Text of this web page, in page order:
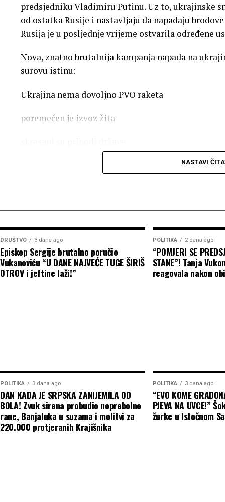
predsjedniku Vladimiru Putinu. Uz to, ukrajinske
od ostatka Rusije i nastavljaju da napadaju
Rusija je u posljednje vrijeme ostvarila određene
Nova, znatno brutalnija kampanja napada na
surovu istinu:
Ukrajina nema dovoljno PVO raketa
poremećen je izvoz žita
zaustavljene isporuke oružja ukrajinskoj vojsci
svoju pregovaračku poziciju u svijetu tako što će
Africi i Aziji, piše Tajm. Kijev, s druge strane,
dvonedjeljnih žestokih udara ruskih dronova i
ukrajinski ministar poljoprivrede Taras Visocki
uspjesi Ukrajine, naročito unutar same Rusije,
inicijativu na frontu. Za sada, i Ukrajina i Rusija
strategijama.
Putinova taktika i glavni cilj
NASTAVI
DRUŠTVO 3 dana ago
Episkop Sergije brutalno poručio
Vukanoviću “U DANE NAJVEĆE TUGE ŠIRIŠ
OTROV i jeftine laži!”
POLITIKA 2 dana ago
“POMJERI SE
STANE”! Tanja
reagovala nakon
POLITIKA 3 dana ago
DAN KADA JE SRPSKA ZANIJEMILA OD
BOLA! Zvuk sirena probudio neprebolne
rane, Banjaluka u suzama i molitvi za
220.000 protjeranih Krajišnika
POLITIKA 3 dana ago
“EVO KOME
PJEVA NA UVCE!”
žurke u Istočnom